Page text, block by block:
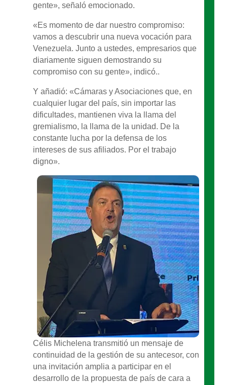
gente», señaló emocionado.
«Es momento de dar nuestro compromiso:
vamos a descubrir una nueva vocación para
Venezuela. Junto a ustedes, empresarios que
diariamente siguen demostrando su
compromiso con su gente», indicó..
Y añadió: «Cámaras y Asociaciones que, en
cualquier lugar del país, sin importar las
dificultades, mantienen viva la llama del
gremialismo, la llama de la unidad. De la
constante lucha por la defensa de los
intereses de sus afiliados. Por el trabajo
digno».
Célis Michelena transmitió un mensaje de
continuidad de la gestión de su antecesor, con
una invitación amplia a participar en el
desarrollo de la propuesta de país de cara a